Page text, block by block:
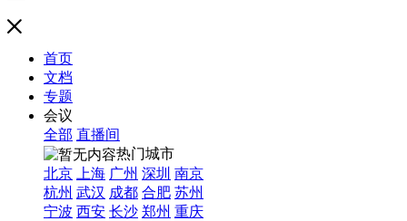
首页
文档
专题
会议
全部 直播间
热门城市
北京
上海 广州 深圳 南京
杭州 武汉 成都 合肥 苏州
宁波 西安 长沙 郑州 重庆